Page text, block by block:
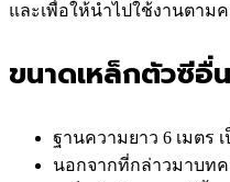
และเพื่อให้นำไปใช้งานตาม
ขนาดเหล็กตัวซีอื่
ฐานความยาว 6 เมตร
นอกจากที่กล่าวมาบทค